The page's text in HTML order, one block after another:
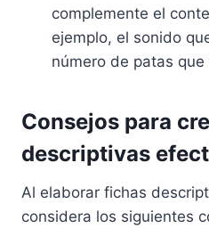
complemente el
ejemplo, el sonido
número de patas que
Consejos para
descriptivas
Al elaborar fichas
considera los siguientes